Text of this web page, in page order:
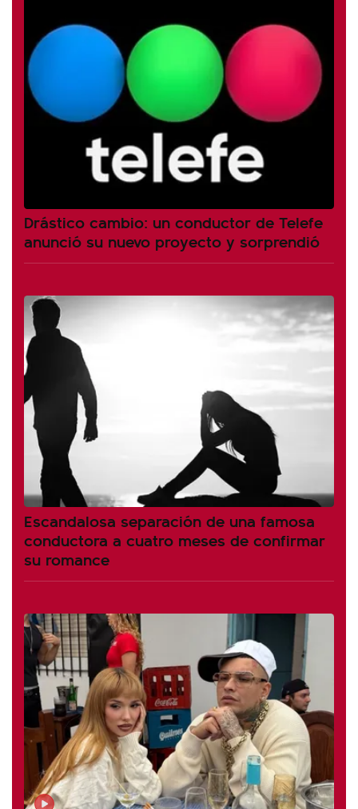
Drástico cambio: un conductor de Telefe
anunció su nuevo proyecto y sorprendió
Escandalosa separación de una famosa
conductora a cuatro meses de confirmar
su romance